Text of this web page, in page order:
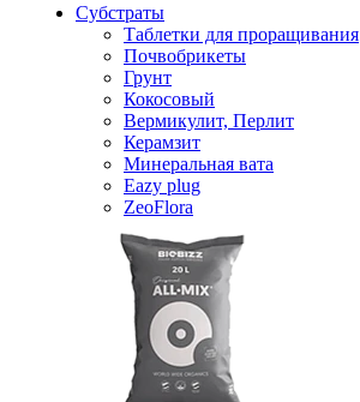
Субстраты
Таблетки для проращивания
Почвобрикеты
Грунт
Кокосовый
Вермикулит, Перлит
Керамзит
Минеральная вата
Eazy plug
ZeoFlora